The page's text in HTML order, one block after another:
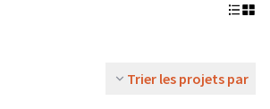
Trier les projets par